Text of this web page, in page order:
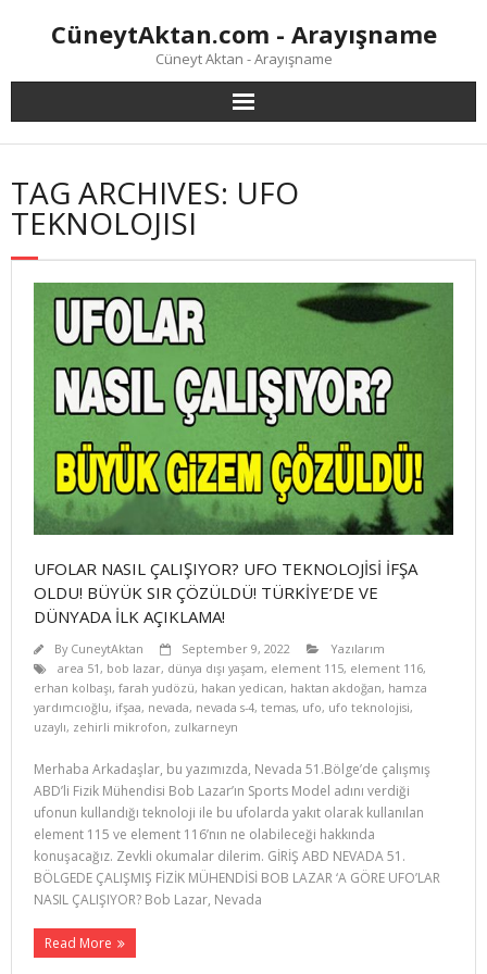
CüneytAktan.com - Arayışname
Cüneyt Aktan - Arayışname
TAG ARCHIVES: UFO
TEKNOLOJISI
UFOLAR NASIL ÇALIŞIYOR? UFO TEKNOLOJİSİ İFŞA
OLDU! BÜYÜK SIR ÇÖZÜLDÜ! TÜRKİYE’DE VE
DÜNYADA İLK AÇIKLAMA!
By CuneytAktan September 9, 2022
Yazılarım
area 51 , bob lazar, dünya dışı yaşam, element 115, element 116,
erhan kolbaşı, farah yudözü, hakan yedican, haktan akdoğan, hamza
yardımcıoğlu, ifşaa, nevada, nevada s-4, temas, ufo, ufo teknolojisi,
uzaylı, zehirli mikrofon, zulkarneyn
Merhaba Arkadaşlar, bu yazımızda, Nevada 51.Bölge’de çalışmış
ABD’li Fizik Mühendisi Bob Lazar’ın Sports Model adını verdiği
ufonun kullandığı teknoloji ile bu ufolarda yakıt olarak kullanılan
element 115 ve element 116’nın ne olabileceği hakkında
konuşacağız. Zevkli okumalar dilerim. GİRİŞ ABD NEVADA 51.
BÖLGEDE ÇALIŞMIŞ FİZİK MÜHENDİSİ BOB LAZAR ‘A GÖRE UFO’LAR
NASIL ÇALIŞIYOR? Bob Lazar, Nevada
Read More